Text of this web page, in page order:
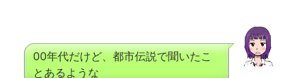
00年代だけど、都市伝説で聞いたこ
とあるような